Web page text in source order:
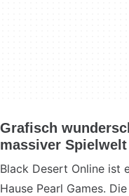
Grafisch
massiver Spielwelt
Black Desert Online ist
Hause Pearl Games.